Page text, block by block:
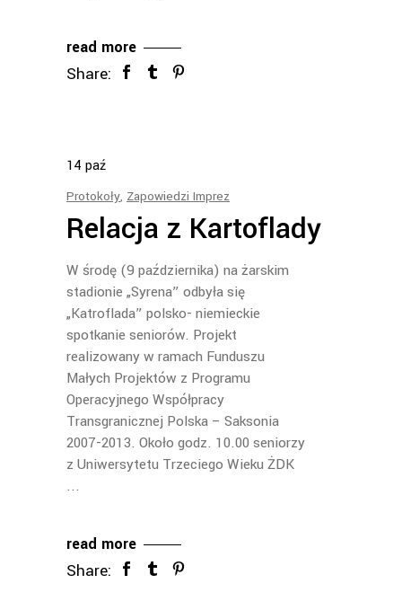
read more
Share:
14 paź
Protokoły, Zapowiedzi Imprez
Relacja z Kartoflady
W środę (9 października) na żarskim
stadionie „Syrena” odbyła się
„Katroflada” polsko- niemieckie
spotkanie seniorów. Projekt
realizowany w ramach Funduszu
Małych Projektów z Programu
Operacyjnego Współpracy
Transgranicznej Polska – Saksonia
2007-2013. Około godz. 10.00 seniorzy
z Uniwersytetu Trzeciego Wieku ŻDK
read more
Share: